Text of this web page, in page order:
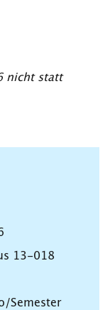
nicht statt
13-018
Semester